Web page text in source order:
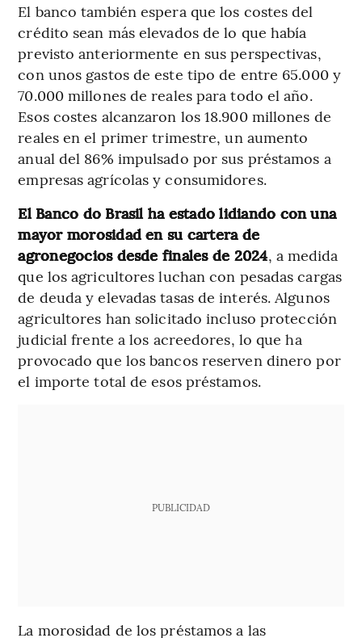
El banco también espera que los costes del
crédito sean más elevados de lo que había
previsto anteriormente en sus perspectivas,
con unos gastos de este tipo de entre 65.000 y
70.000 millones de reales para todo el año.
Esos costes alcanzaron los 18.900 millones de
reales en el primer trimestre, un aumento
anual del 86% impulsado por sus préstamos a
empresas agrícolas y consumidores.
El Banco do Brasil ha estado lidiando con una
mayor morosidad en su cartera de
agronegocios desde finales de 2024, a medida
que los agricultores luchan con pesadas cargas
de deuda y elevadas tasas de interés. Algunos
agricultores han solicitado incluso protección
judicial frente a los acreedores, lo que ha
provocado que los bancos reserven dinero por
el importe total de esos préstamos.
PUBLICIDAD
La morosidad de los préstamos a las